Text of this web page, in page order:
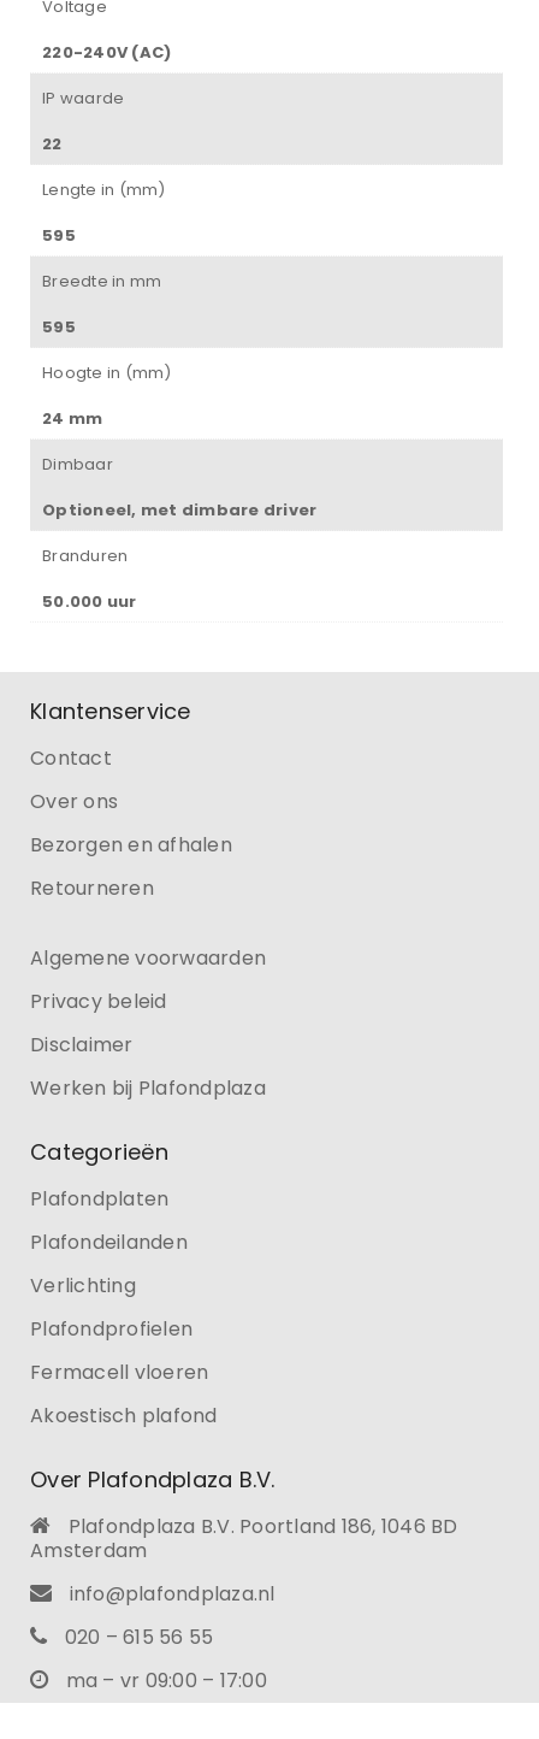
Voltage
220-240V (AC)
IP waarde
22
Lengte in (mm)
595
Breedte in mm
595
Hoogte in (mm)
24 mm
Dimbaar
Optioneel, met dimbare driver
Branduren
50.000 uur
Klantenservice
Contact
Over ons
Bezorgen en afhalen
Retourneren
Algemene voorwaarden
Privacy beleid
Disclaimer
Werken bij Plafondplaza
Categorieën
Plafondplaten
Plafondeilanden
Verlichting
Plafondprofielen
Fermacell vloeren
Akoestisch plafond
Over Plafondplaza B.V.
Plafondplaza B.V. Poortland 186, 1046 BD
Amsterdam
info@plafondplaza.nl
020 – 615 56 55
ma – vr 09:00 – 17:00